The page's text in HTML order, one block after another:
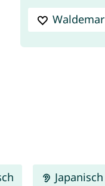
Japanisch